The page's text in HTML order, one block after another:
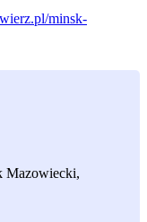
minsk-
Mazowiecki,